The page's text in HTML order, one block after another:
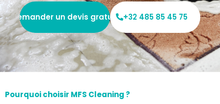
Demander un devis gratuit +32 485 85 45 75
Pourquoi choisir MFS Cleaning ?